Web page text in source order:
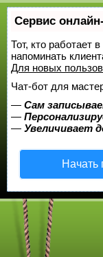
Сервис
Тот, кто работает
напоминать
Для новых
Чат-бот для
— Сам
—
— Увеличивает
Начать